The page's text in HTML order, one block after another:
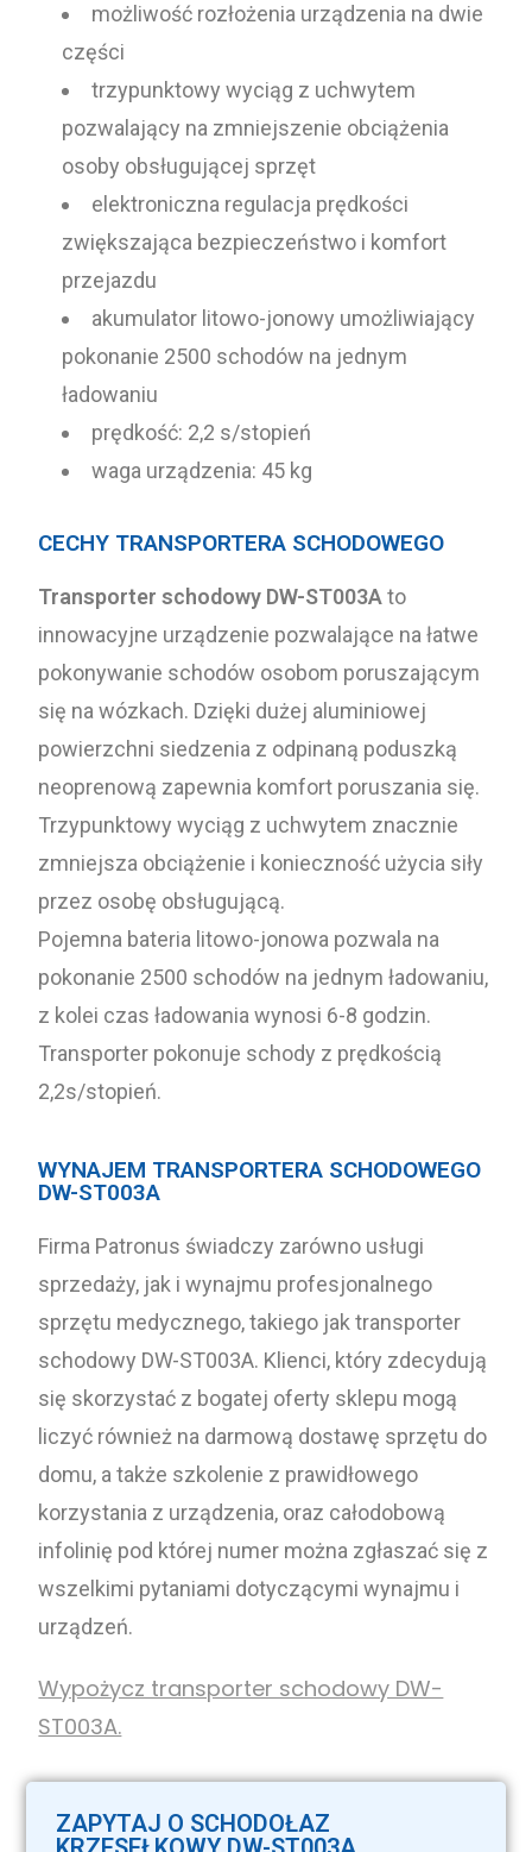
możliwość rozłożenia urządzenia na dwie
części
trzypunktowy wyciąg z uchwytem
pozwalający na zmniejszenie obciążenia
osoby obsługującej sprzęt
elektroniczna regulacja prędkości
zwiększająca bezpieczeństwo i komfort
przejazdu
akumulator litowo-jonowy umożliwiający
pokonanie 2500 schodów na jednym
ładowaniu
prędkość: 2,2 s/stopień
waga urządzenia: 45 kg
CECHY TRANSPORTERA SCHODOWEGO
Transporter schodowy DW-ST003Ato
innowacyjne urządzenie pozwalające na łatwe
pokonywanie schodów osobom poruszającym
się na wózkach. Dzięki dużej aluminiowej
powierzchni siedzenia z odpinaną poduszką
neoprenową zapewnia komfort poruszania się.
Trzypunktowy wyciąg z uchwytem znacznie
zmniejsza obciążenie i konieczność użycia siły
przez osobę obsługującą.
Pojemna bateria litowo-jonowa pozwala na
pokonanie 2500 schodów na jednym ładowaniu,
z kolei czas ładowania wynosi 6-8 godzin.
Transporter pokonuje schody z prędkością
2,2s/stopień.
WYNAJEM TRANSPORTERA SCHODOWEGO
DW-ST003A
Firma Patronus świadczy zarówno usługi
sprzedaży, jak i wynajmu profesjonalnego
sprzętu medycznego, takiego jak transporter
schodowy DW-ST003A. Klienci, który zdecydują
się skorzystać z bogatej oferty sklepu mogą
liczyć również na darmową dostawę sprzętu do
domu, a także szkolenie z prawidłowego
korzystania z urządzenia, oraz całodobową
infolinię pod której numer można zgłaszać się z
wszelkimi pytaniami dotyczącymi wynajmu i
urządzeń.
Wypożycz transporter schodowy DW-
ST003A.
ZAPYTAJ O SCHODOŁAZ